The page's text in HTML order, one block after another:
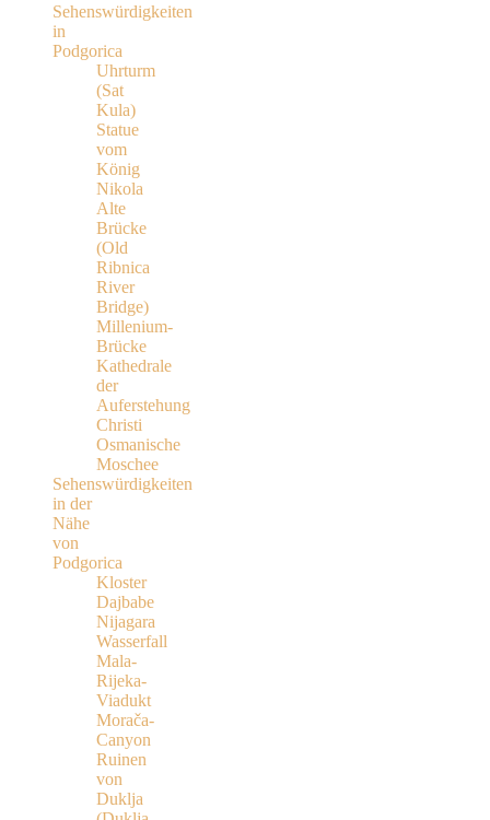
Sehenswürdigkeiten
in
Podgorica
Uhrturm
(Sat
Kula)
Statue
vom
König
Nikola
Alte
Brücke
(Old
Ribnica
River
Bridge)
Millenium-
Brücke
Kathedrale
der
Auferstehung
Christi
Osmanische
Moschee
Sehenswürdigkeiten
in der
Nähe
von
Podgorica
Kloster
Dajbabe
Nijagara
Wasserfall
Mala-
Rijeka-
Viadukt
Morača-
Canyon
Ruinen
von
Duklja